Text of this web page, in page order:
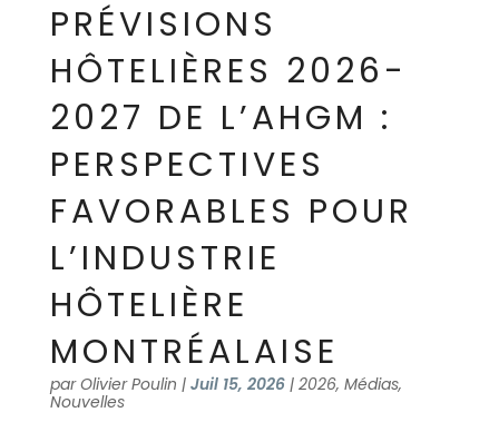
PRÉVISIONS
HÔTELIÈRES 2026-
2027 DE L’AHGM :
PERSPECTIVES
FAVORABLES POUR
L’INDUSTRIE
HÔTELIÈRE
MONTRÉALAISE
parOlivier Poulin | Juil 15, 2026| 2026, Médias,
Nouvelles